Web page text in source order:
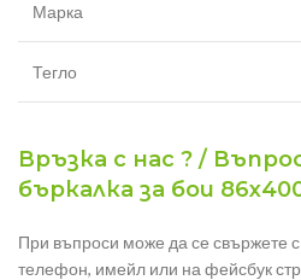
Марка
Тегло
Връзка с нас ? /
бъркалка за бои
При въпроси може да се свържете
телефон, имейл или на фейсбук